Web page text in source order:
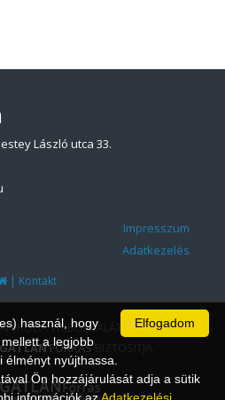
László utca 33.
Impresszum
Adatkezelés
| Kontakt
WEBOLDALÁT ÉS ÜGYVITELI
FORRÁSBIZTOSÍTJA.
Elfogadom
használ, hogy
a legjobb
élményt nyújthassa.
Ön hozzájárulását adja a sütik